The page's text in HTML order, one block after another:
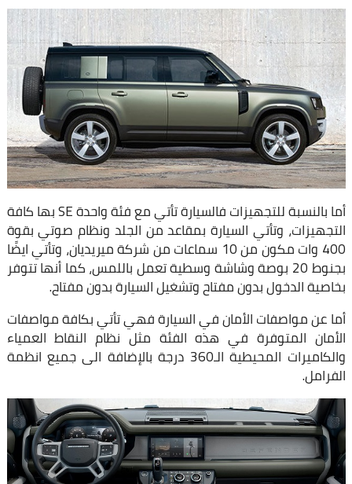
أما بالنسبة للتجهيزات فالسيارة تأتي مع فئة واحدة SE بها كافة
التجهيزات، وتأتي السيارة بمقاعد من الجلد ونظام صوتي بقوة
400 وات مكون من 10 سماعات من شركة ميريديان، وتأتي ايضًا
بجنوط 20 بوصة وشاشة وسطية تعمل باللمس، كما أنها تتوفر
بخاصية الدخول بدون مفتاح وتشغيل السيارة بدون مفتاح.
أما عن مواصفات الأمان في السيارة فهي تأتي بكافة مواصفات
الأمان المتوفرة في هذه الفئة مثل نظام النقاط العمياء
والكاميرات المحيطية الـ360 درجة بالإضافة الى جميع انظمة
الفرامل.